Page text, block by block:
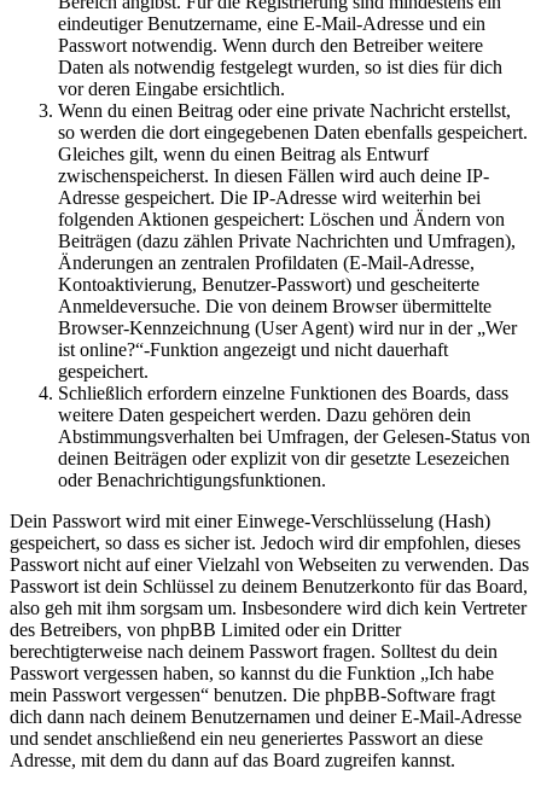
eindeutiger Benutzername, eine E-Mail-Adresse und ein
Passwort notwendig. Wenn durch den Betreiber weitere
Daten als notwendig festgelegt wurden, so ist dies für dich
vor deren Eingabe ersichtlich.
Wenn du einen Beitrag oder eine private Nachricht erstellst,
so werden die dort eingegebenen Daten ebenfalls gespeichert.
Gleiches gilt, wenn du einen Beitrag als Entwurf
zwischenspeicherst. In diesen Fällen wird auch deine IP-
Adresse gespeichert. Die IP-Adresse wird weiterhin bei
folgenden Aktionen gespeichert: Löschen und Ändern von
Beiträgen (dazu zählen Private Nachrichten und Umfragen),
Änderungen an zentralen Profildaten (E-Mail-Adresse,
Kontoaktivierung, Benutzer-Passwort) und gescheiterte
Anmeldeversuche. Die von deinem Browser übermittelte
Browser-Kennzeichnung (User Agent) wird nur in der „Wer
ist online?“-Funktion angezeigt und nicht dauerhaft
gespeichert.
Schließlich erfordern einzelne Funktionen des Boards, dass
weitere Daten gespeichert werden. Dazu gehören dein
Abstimmungsverhalten bei Umfragen, der Gelesen-Status von
deinen Beiträgen oder explizit von dir gesetzte Lesezeichen
oder Benachrichtigungsfunktionen.
Dein Passwort wird mit einer Einwege-Verschlüsselung (Hash)
gespeichert, so dass es sicher ist. Jedoch wird dir empfohlen, dieses
Passwort nicht auf einer Vielzahl von Webseiten zu verwenden. Das
Passwort ist dein Schlüssel zu deinem Benutzerkonto für das Board,
also geh mit ihm sorgsam um. Insbesondere wird dich kein Vertreter
des Betreibers, von phpBB Limited oder ein Dritter
berechtigterweise nach deinem Passwort fragen. Solltest du dein
Passwort vergessen haben, so kannst du die Funktion „Ich habe
mein Passwort vergessen“ benutzen. Die phpBB-Software fragt
dich dann nach deinem Benutzernamen und deiner E-Mail-Adresse
und sendet anschließend ein neu generiertes Passwort an diese
Adresse, mit dem du dann auf das Board zugreifen kannst.